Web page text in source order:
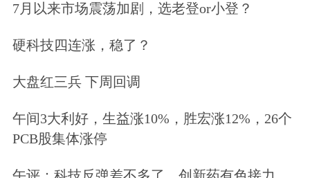
视>>
作者：数据宝
7月以来市场震荡加剧，选老登or小登？
硬科技四连涨，稳了？
大盘红三兵 下周回调
午间3大利好，生益涨10%，胜宏涨12%，26个
PCB股集体涨停